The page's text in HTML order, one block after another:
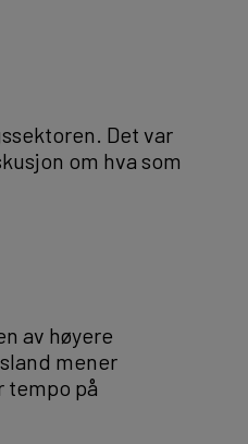
Det var
om hva som
av høyere
mener
tempo på